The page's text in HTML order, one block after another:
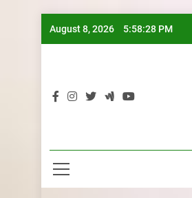
August 8, 2026 5:58:29 PM